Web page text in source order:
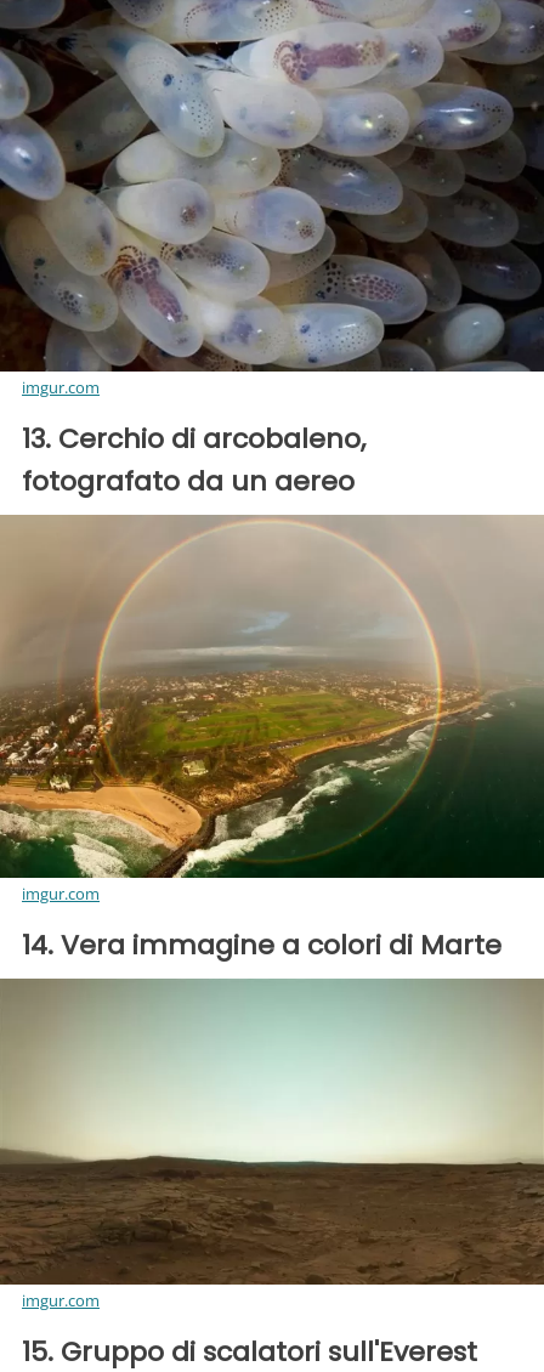
imgur.com
13. Cerchio di arcobaleno,
fotografato da un aereo
imgur.com
14. Vera immagine a colori di Marte
imgur.com
15. Gruppo di scalatori sull'Everest